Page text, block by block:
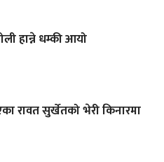
हान्ने धम्की आयो
रावत सुर्खेतको भेरी किनारमा